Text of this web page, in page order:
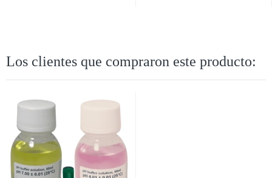
Los clientes que compraron este producto: